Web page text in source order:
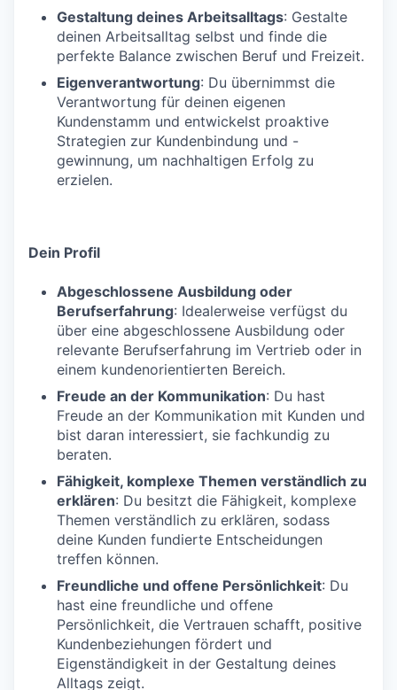
Gestaltung deines Arbeitsalltags: Gestalte
deinen Arbeitsalltag selbst und finde die
perfekte Balance zwischen Beruf und Freizeit.
Eigenverantwortung: Du übernimmst die
Verantwortung für deinen eigenen
Kundenstamm und entwickelst proaktive
Strategien zur Kundenbindung und -
gewinnung, um nachhaltigen Erfolg zu
erzielen.
Dein Profil
Abgeschlossene Ausbildung oder
Berufserfahrung: Idealerweise verfügst du
über eine abgeschlossene Ausbildung oder
relevante Berufserfahrung im Vertrieb oder in
einem kundenorientierten Bereich.
Freude an der Kommunikation: Du hast
Freude an der Kommunikation mit Kunden und
bist daran interessiert, sie fachkundig zu
beraten.
Fähigkeit, komplexe Themen verständlich zu
erklären: Du besitzt die Fähigkeit, komplexe
Themen verständlich zu erklären, sodass
deine Kunden fundierte Entscheidungen
treffen können.
Freundliche und offene Persönlichkeit: Du
hast eine freundliche und offene
Persönlichkeit, die Vertrauen schafft, positive
Kundenbeziehungen fördert und
Eigenständigkeit in der Gestaltung deines
Alltags zeigt.